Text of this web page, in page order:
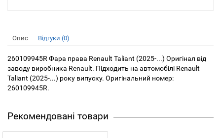
Опис Відгуки (0)
260109945R Фара права Renault Taliant (2025-...) Оригінал від
заводу виробника Renault. Підходить на автомобілі Renault
Taliant (2025-...) року випуску. Оригінальний номер:
260109945R.
Рекомендовані товари